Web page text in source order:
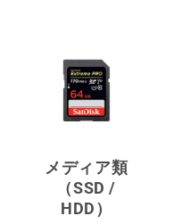
メディア類
（SSD /
HDD）